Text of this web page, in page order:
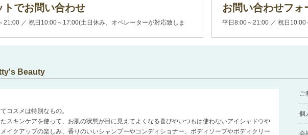
トでお問い合わせ
21:00 ／ 祝日10:00～17:00(土日休み、オペレーターが対応致しま
お問い合わせフォ
平日8:00～21:00 ／ 祝日
Beauty
コスメは特別なもの。
スキンケアを使って、お肌の状態が目に見えてよくなる喜びやいつもは使わないアイシャドウや
イクアップの楽しみ、香りのいいシャンプーやコンディショナー、ボディソープやボディクリー
ご
個